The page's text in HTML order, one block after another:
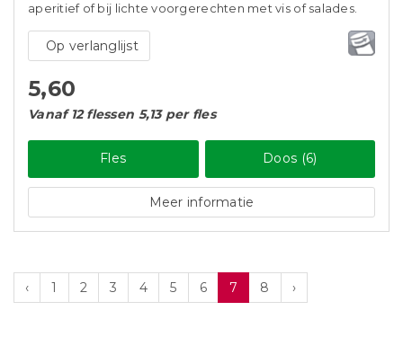
aperitief of bij lichte voorgerechten met vis of salades.
Op verlanglijst
5,60
Vanaf 12 flessen 5,13 per fles
Fles Doos (6)
Meer informatie
‹ 1 2 3 4 5 6 7 8 ›